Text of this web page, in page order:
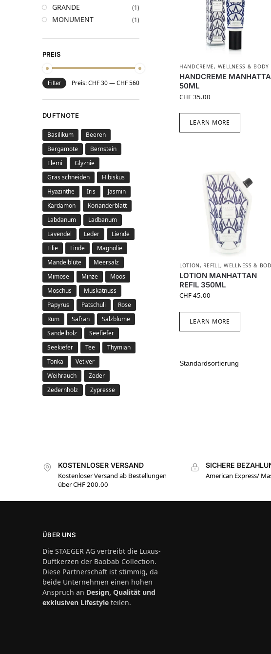
HANDCREME, WELLNESS & BODY
HANDCREME
50ML
CHF35.00
LEARN MORE
LOTION , REFILL ,WELLNESS &
LOTION MANHATTAN
REFIL 350ML
CHF45.00
LEARN MORE
GRANDE (1)
MONUMENT (1)
PREIS
Filter Preis:CHF 30—CHF 560
DUFTNOTE
Basilikum
Beeren
Bergamote
Bernstein
Elemi
Glyznie
Gras schneiden
Hibiskus
Hyazinthe
Iris
Jasmin
Kardamon
Korianderblatt
Labdanum
Ladbanum
Lavendel
Leder
Liende
Lilie
Linde
Magnolie
Mandelblüte
Meersalz
Mimose
Minze
Moos
Moschus
Muskatnuss
Papyrus
Patschuli
Rose
Rum
Safran
Salzblume
Sandelholz
Seefiefer
Seekiefer
Tee
Thymian
Tonka
Vetiver
Weihrauch
Zeder
Zedernholz
Zypresse
KOSTENLOSER VERSAND
Kostenloser Versand ab Bestellungen
über CHF 200.00
SICHERE
American Express/
ÜBER UNS
Die STAEGER AG vertreibt die Luxus-
Duftkerzen der Baobab Collection.
Diese Partnerschaft ist stimmig, da
beide Unternehmen einen hohen
Anspruch an Design, Qualität und
exklusiven Lifestyle teilen.